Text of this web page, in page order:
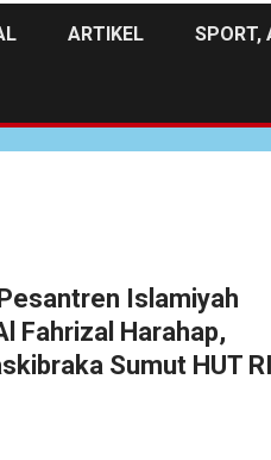
ARTIKEL SPORT,
Islamiyah
Fahrizal Harahap,
Sumut HUT RI